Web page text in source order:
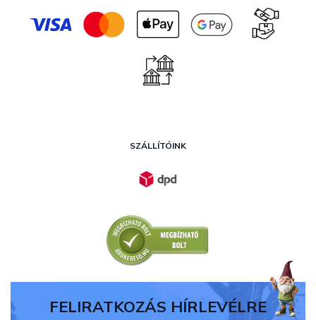
SZÁLLÍTÓINK
FELIRATKOZÁS HÍRLEVÉLRE